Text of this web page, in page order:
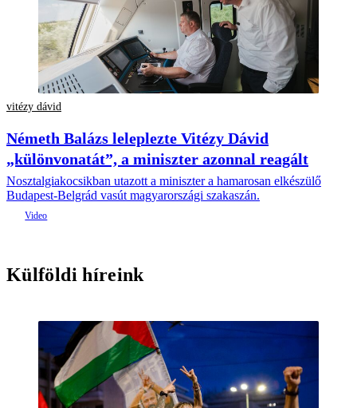
vitézy dávid
Németh Balázs leleplezte Vitézy Dávid
„különvonatát”, a miniszter azonnal reagált
Nosztalgiakocsikban utazott a miniszter a hamarosan elkészülő
Budapest-Belgrád vasút magyarországi szakaszán.
Külföldi híreink